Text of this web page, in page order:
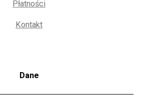
Płatności
Kontakt
Dane